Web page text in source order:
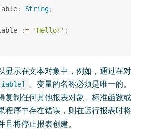
: String;
:= 'Hello!' ;
示在文本对象中，例如，通过在对
。变量的名称必须是唯一的。
复制任何其他报表对象，标准函数或
程序中存在错误，则在运行报表时将
且将停止报表创建。